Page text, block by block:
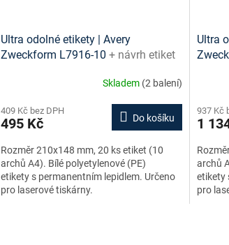
Ultra odolné etikety | Avery
Zweckform L7916-10 + návrh etiket
Skladem (2 balení)
409 Kč bez DPH
495 Kč Do košíku
Rozměr 210x148 mm, 20 ks etiket (10
archů A4). Bílé polyetylenové (PE)
etikety s permanentním lepidlem. Určeno
pro laserové tiskárny.
Ultra
937 Kč
1
archů
etikety
pro